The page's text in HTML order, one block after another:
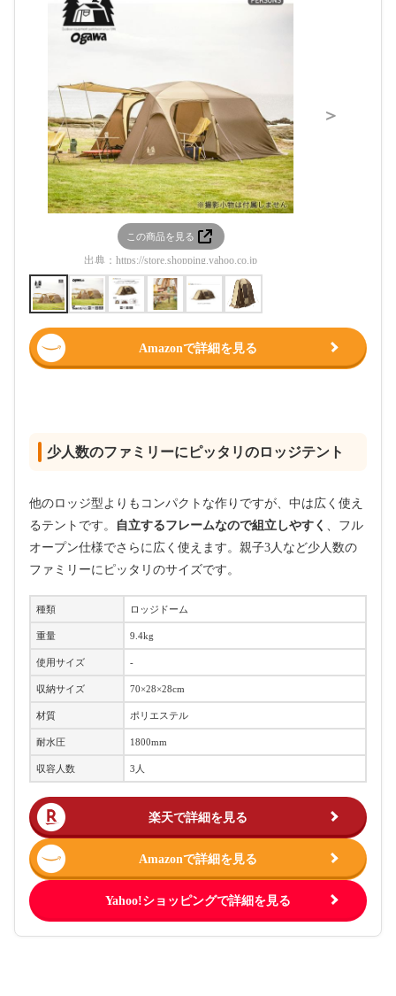
この商品を見る
出典： https://store.shopping.yahoo.co.jp
＞
Amazonで詳細を見る
少人数のファミリーにピッタリのロッジテント
他のロッジ型よりもコンパクトな作りですが、中は広く使え
るテントです。
自立するフレームなので組立しやすく
、フル
オープン仕様でさらに広く使えます。親子3人など少人数の
ファミリーにピッタリのサイズです。
種類 ロッジドーム
重量 9.4kg
使用サイズ -
収納サイズ 70×28×28cm
材質 ポリエステル
耐水圧 1800mm
収容人数 3人
楽天で詳細を見る
Amazonで詳細を見る
Yahoo!ショッピングで詳細を見る